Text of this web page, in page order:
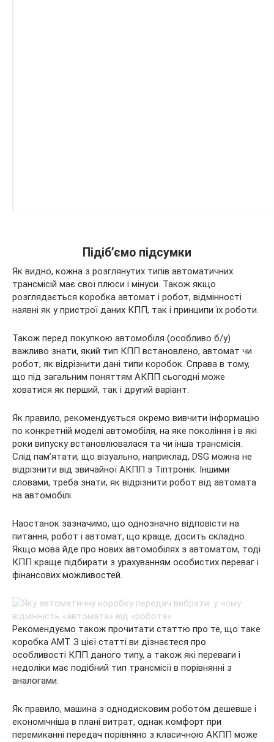
Підіб’ємо підсумки
Як видно, кожна з розглянутих типів автоматичних
трансмісій має свої плюси і мінуси. Також якщо
розглядається коробка автомат і робот, відмінності
наявні як у пристрої даних КПП, так і принципи їх роботи.
Також перед покупкою автомобіля (особливо б/у)
важливо знати, який тип КПП встановлено, автомат чи
робот, як відрізнити дані типи коробок. Справа в тому,
що під загальним поняттям АКПП сьогодні може
ховатися як перший, так і другий варіант.
Як правило, рекомендується окремо вивчити інформацію
по конкретній моделі автомобіля, на яке покоління і в які
роки випуску встановлювалася та чи інша трансмісія.
Слід пам’ятати, що візуально, наприклад, DSG можна не
відрізнити від звичайної АКПП з Тіптронік. Іншими
словами, треба знати, як відрізнити робот від автомата
на автомобілі.
Наостанок зазначимо, що однозначно відповісти на
питання, робот і автомат, що краще, досить складно.
Якщо мова йде про нових автомобілях з автоматом, тоді
КПП краще підбирати з урахуванням особистих переваг і
фінансових можливостей.
Рекомендуємо також прочитати статтю про те, що таке
коробка АМТ. З цієї статті ви дізнаєтеся про
особливості КПП даного типу, а також які переваги і
недоліки має подібний тип трансмісії в порівнянні з
аналогами.
Як правило, машина з однодисковим роботом дешевше і
економічніша в плані витрат, однак комфорт при
перемиканні передач порівняно з класичною АКПП може